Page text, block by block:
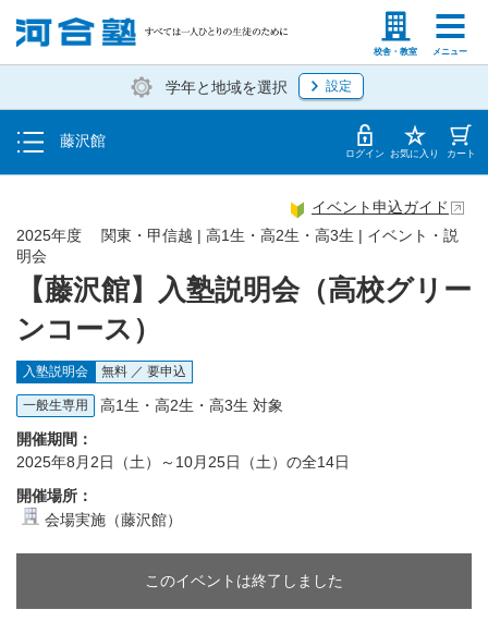
校舎・教室 メニュー
塾生の方 高等学校の先生
学年と地域を選択 設定
藤沢館
トップ
地図・アクセス ログイン お気に入り カート
【藤沢館】入塾説明会（高校グリー
ンコース）
2025年度 関東・甲信越 | 高1生・高2生・高3生 | イベント・説
明会
イベント申込ガイド
入塾説明会 無料 ／ 要申込
一般生専用
高1生・高2生・高3生 対象
開催期間：
2025年8月2日（土）～10月25日（土）の全14日
開催場所：
会場実施（藤沢館）
このイベントは終了しました